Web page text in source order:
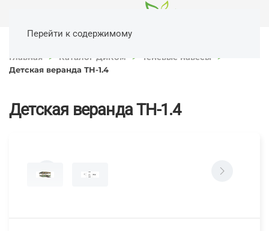
Перейти к содержимому
Главная Каталог ДиКом
Теневые навесы
Детская веранда ТН-1.4
Детская веранда ТН-1.4